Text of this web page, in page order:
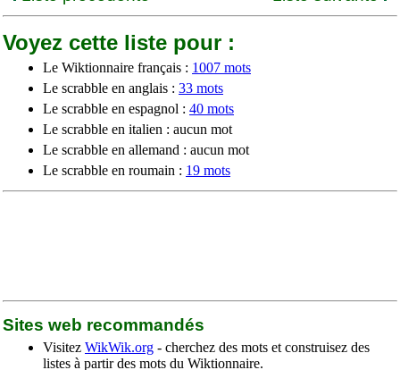
Voyez cette liste pour :
Le Wiktionnaire français : 1007 mots
Le scrabble en anglais : 33 mots
Le scrabble en espagnol : 40 mots
Le scrabble en italien : aucun mot
Le scrabble en allemand : aucun mot
Le scrabble en roumain : 19 mots
Sites web recommandés
Visitez WikWik.org - cherchez des mots et construisez des
listes à partir des mots du Wiktionnaire.